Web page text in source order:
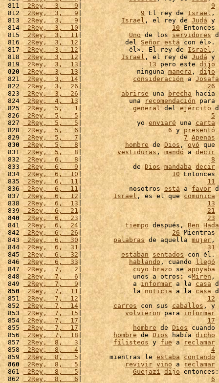
811
2Rey,  3,   9 | 9
812 2Rey,  3,   9| 9 El rey de Israel ,
813
2Rey,  3,   9 | Israel , el rey de Judá y
814 2Rey,  3,  10| 10
815 2Rey,  3,  11| Uno de los servidores
816 2Rey,  3,  12 |           del Señor está con
817 2Rey,  3,  12 |            él». El rey de Israel ,
818 2Rey,  3,  12 | Israel , el rey de Judá y
819 2Rey,  3,  13| 13 pero este dijo
820
2Rey,  3,  13|              ninguna manera , dijo
821
2Rey,  3,  14| consideración a
822 2Rey,  3,  26 | 26
823 2Rey,  3,  26| abrirse una brecha
824 2Rey,  4,  13|            una recomendación
825 2Rey,  5,   1 | general del ejército
826 2Rey,  5,   5 | 5
827 2Rey,  5,   5 |              yo enviaré una carta
828
2Rey,  5,   6 | 6 y presentó
829 2Rey,  5,   7 | 7 Apenas
830
2Rey,  5,   8 | hombre de Dios , oyó
831 2Rey,  5,   8| vestiduras , mandó a decir
832 2Rey,  6,   8| 8
833 2Rey,  6,   9 |             de Dios mandaba decir
834
2Rey,  6,  10 | 10
835
2Rey,  6,  11 | 11
836
2Rey,  6,  11 |            nosotros está a favor
837
2Rey,  6,  12| Israel , es el que comunica
838
2Rey,  6,  13| 13
839 2Rey,  6,  21 | 21
840 2Rey,  6,  23| 23
841 2Rey,  6,  24| tiempo después, Ben
842 2Rey,  6,  26 | 26
843
2Rey,  6,  30 | palabras de aquella mujer,
844 2Rey,  6,  31 | 31
845
2Rey,  6,  32 | estaban sentados con
846 2Rey,  6,  33 | hablando , cuando llegó
847
2Rey,  7,   2 | cuyo brazo se apoyaba
848 2Rey,  7,   6|             unos a otros: «Miren ,
849 2Rey,  7,   9|             a informar a la casa
850
2Rey,  7,  11 |             la noticia a la casa
851
2Rey,  7,  12 | 12
852 2Rey,  7,  14 | carros con sus caballos ,
853
2Rey,  7,  15 | volvieron para informar
854
2Rey,  7,  17| 17
855
2Rey,  7,  17 | hombre de Dios
856 2Rey,  7,  18 | hombre de Dios había dicho
857 2Rey,  8,   3| filisteos y fue a reclamar
858 2Rey,  8,   4| 4
859 2Rey,  8,   5 |       mientras le estaba contando
860
2Rey,  8,   5 | revivir vino a reclamar
861 2Rey,  8,   5 | Guejazí dijo
862
2Rey,  8,   6 | 6